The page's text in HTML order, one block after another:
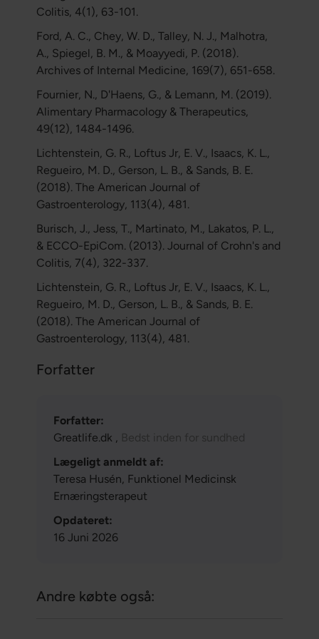
Colitis, 4(1), 63-101.
Ford, A. C., Chey, W. D., Talley, N. J., Malhotra,
A., Spiegel, B. M., & Moayyedi, P. (2018).
Archives of Internal Medicine, 169(7), 651-658.
Fournier, N., D'Haens, G., & Lemann, M. (2019).
Alimentary Pharmacology & Therapeutics,
49(12), 1484-1496.
Lichtenstein, G. R., Loftus Jr, E. V., Isaacs, K. L.,
Regueiro, M. D., Gerson, L. B., & Sands, B. E.
(2018). The American Journal of
Gastroenterology, 113(4), 481.
Burisch, J., Jess, T., Martinato, M., Lakatos, P. L.,
& ECCO-EpiCom. (2013). Journal of Crohn's and
Colitis, 7(4), 322-337.
Lichtenstein, G. R., Loftus Jr, E. V., Isaacs, K. L.,
Regueiro, M. D., Gerson, L. B., & Sands, B. E.
(2018). The American Journal of
Gastroenterology, 113(4), 481.
Forfatter
Forfatter:
Greatlife.dk , Bedst inden for sundhed
Lægeligt anmeldt af:
Teresa Husén, Funktionel Medicinsk
Ernæringsterapeut
Opdateret:
16 Juni 2026
Andre købte også: